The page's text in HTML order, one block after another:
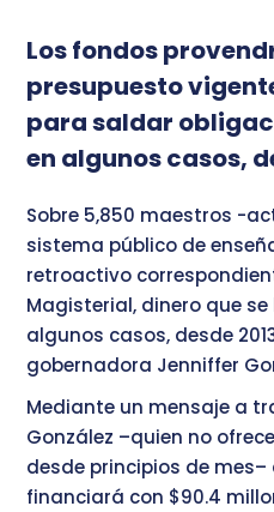
Los fondos
presupuesto
para saldar
en algunos casos,
Sobre 5,850 maestros -
sistema público de
retroactivo
Magisterial, dinero que
algunos casos, desde
gobernadora Jenniffer
Mediante un mensaje a
González –quien no
desde principios de
financiará con $90.4